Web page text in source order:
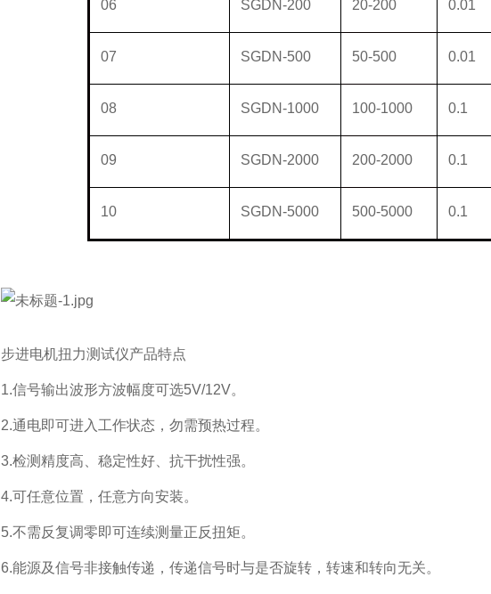
06 SGDN-200 20-200 0.01
07 SGDN-500 50-500 0.01
08 SGDN-1000 100-1000 0.1
09 SGDN-2000 200-2000 0.1
10 SGDN-5000 500-5000 0.1
步进电机扭力测试仪产品特点
1.信号输出波形方波幅度可选5V/12V。
2.通电即可进入工作状态，勿需预热过程。
3.检测精度高、稳定性好、抗干扰性强。
4.可任意位置，任意方向安装。
5.不需反复调零即可连续测量正反扭矩。
6.能源及信号非接触传递，传递信号时与是否旋转，转速和转向无关。